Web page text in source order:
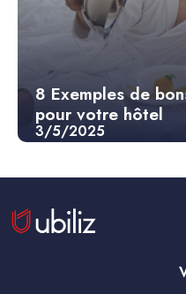
3/5/2025
8 Exemples de
pour votre hôtel